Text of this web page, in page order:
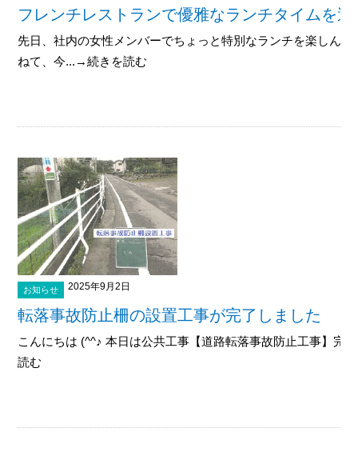
フレンチレストランで優雅なランチタイムを
先日、社内の女性メンバーでちょっと特別なランチを楽しん
ねて、今...→続きを読む
お知らせ 2025年9月2日
転落事故防止柵の設置工事が完了しました
こんにちは (^^♪ 本日は公共工事【道路転落事故防止工事】完
読む